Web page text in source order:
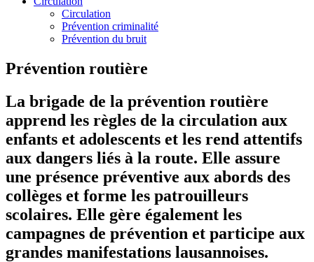
Circulation
Prévention criminalité
Prévention du bruit
Prévention routière
La brigade de la prévention routière
apprend les règles de la circulation aux
enfants et adolescents et les rend attentifs
aux dangers liés à la route. Elle assure
une présence préventive aux abords des
collèges et forme les patrouilleurs
scolaires. Elle gère également les
campagnes de prévention et participe aux
grandes manifestations lausannoises.